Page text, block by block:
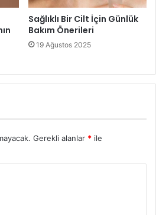
Sağlıklı Bir Cilt İçin Günlük
Bakım Önerileri
19 Ağustos 2025
Gerekli alanlar * ile